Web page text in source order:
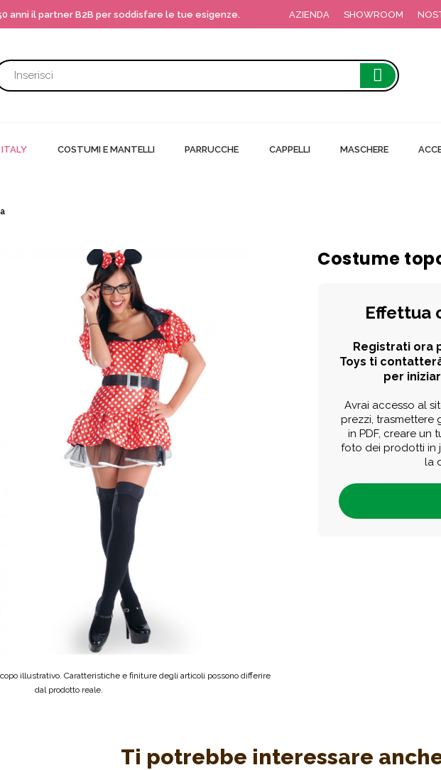
anni il partner B2B per soddisfare le tue esigenze. AZIENDA SHOWROOM
ITALY COSTUMI E MANTELLI PARRUCCHE CAPPELLI MASCHERE
illustrativo. Caratteristiche e finiture degli articoli possono differire
dal prodotto reale.
Costume
Effettua
Registrati ora
Toys ti
per
Avrai accesso al
prezzi, trasmettere
in PDF, creare un
foto dei prodotti in
la
Ti potrebbe interessare